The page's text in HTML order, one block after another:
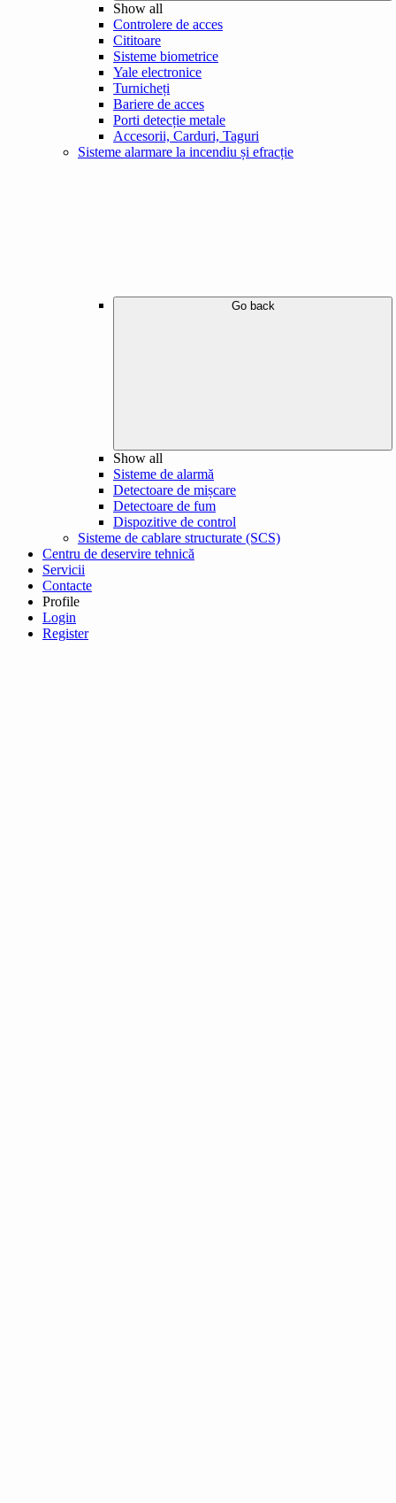
Show all
Controlere de acces
Cititoare
Sisteme biometrice
Yale electronice
Turnicheți
Bariere de acces
Porti detecție metale
Accesorii, Carduri, Taguri
Sisteme alarmare la incendiu și efracție
Go back
Show all
Sisteme de alarmă
Detectoare de mișcare
Detectoare de fum
Dispozitive de control
Sisteme de cablare structurate (SCS)
Centru de deservire tehnică
Servicii
Contacte
Profile
Login
Register